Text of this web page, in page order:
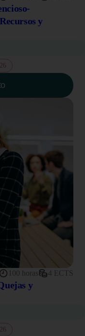
y
100 horas 4 ECTS
y